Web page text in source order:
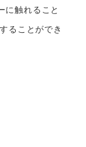
に触れること
ることができ